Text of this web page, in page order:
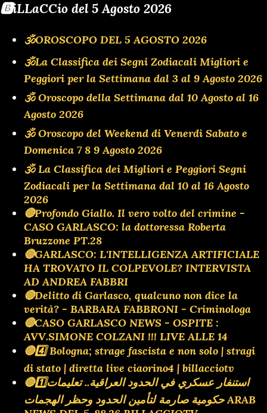
🅱️iLLaCCio del 5 Agosto 2026
🕉OROSCOPO DEL 5 AGOSTO 2026
🕉La Classifica dei Segni Zodiacali Migliori e
Peggiori per la Settimana dal 3 al 9 Agosto 2026
🕉 Oroscopo della Settimana dal 10 Agosto al 16
Agosto 2026
🕉 Oroscopo del Weekend di Venerdì Sabato e
Domenica 7 8 9 Agosto 2026
🕉 La Classifica dei Migliori e Peggiori Segni
Zodiacali per la Settimana dal 10 al 16 Agosto
2026
🔴Profondo Giallo. Il vero volto del crimine -
CASO GARLASCO: la dottoressa Roberta
Bruzzone PT.28
🔴GARLASCO: L'INTELLIGENZA ARTIFICIALE
HA TROVATO IL COLPEVOLE? INTERVISTA
AD ANDREA FABBRI
🔴Delitto di Garlasco, qualcuno non dice la
verità? - BARBARA FABBRONI - Criminologa
🔴CASO GARLASCO NEWS - OSPITE :
AVV.SIMONE COLZANI !!! LIVE ALLE 14
🔴4️⃣ Bologna; strage fascista e non solo | stragi
di stato | diretta live ciaorino4 | billacciotv
🔴1️⃣استنفار عسكري في الحدود العراقية.. تعليمات
حكومية صارمة لتأمين الحدود وحظر الهجمات ARAB